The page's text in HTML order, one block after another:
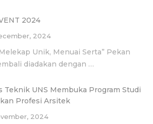
2024
2024
Unik, Menuai Serta” Pekan
diadakan dengan …
Teknik UNS Membuka Program Studi
Profesi Arsitek
2024